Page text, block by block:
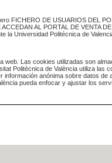
FICHERO DE USUARIOS DEL
AL PORTAL DE VENTA
Universidad Politécnica de
Las cookies utilizadas son
Politècnica de València utiliza las
información anónima sobre datos
pueda enfocar y ajustar los